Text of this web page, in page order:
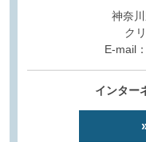
神奈
ク
E-mail
インター